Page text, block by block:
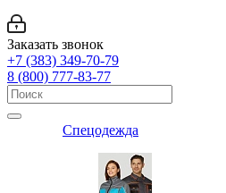
Заказать звонок
+7 (383) 349-70-79
8 (800) 777-83-77
Спецодежда